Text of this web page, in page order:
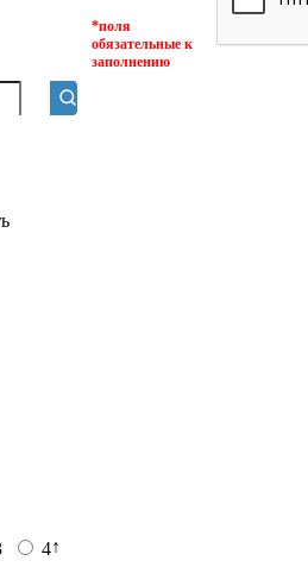
*поля
обязательные к
заполнению
4↑